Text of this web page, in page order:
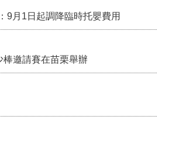
9月1日起調降臨時托嬰費用
邀請賽在苗栗舉辦